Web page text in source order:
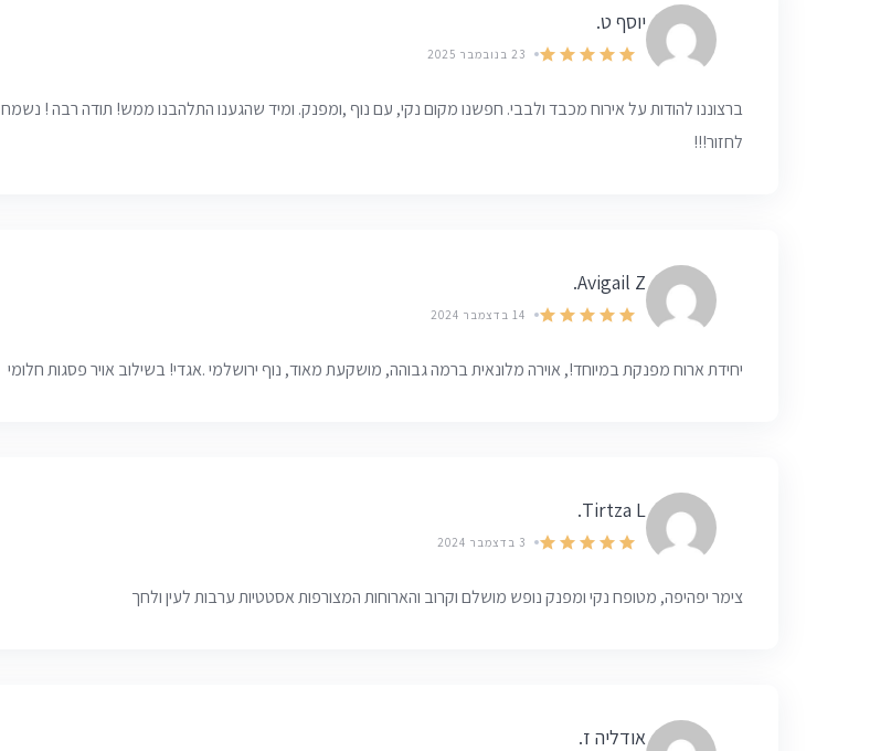
יוסף ט.
23 בנובמבר 2025
ברצוננו להודות על אירוח מכבד ולבבי. חפשנו מקום נקי, עם נוף ,ומפנק. ומיד שהגענו התלהבנו ממש! תודה רבה ! נשמח
לחזור!!!
Avigail Z.
14 בדצמבר 2024
יחידת ארוח מפנקת במיוחד!, אוירה מלונאית ברמה גבוהה, מושקעת מאוד, נוף ירושלמי .אגדי! בשילוב אויר פסגות חלומי
Tirtza L.
3 בדצמבר 2024
צימר יפהיפה, מטופח נקי ומפנק נופש מושלם וקרוב והארוחות המצורפות אסטטיות ערבות לעין ולחך
אודליה ז.